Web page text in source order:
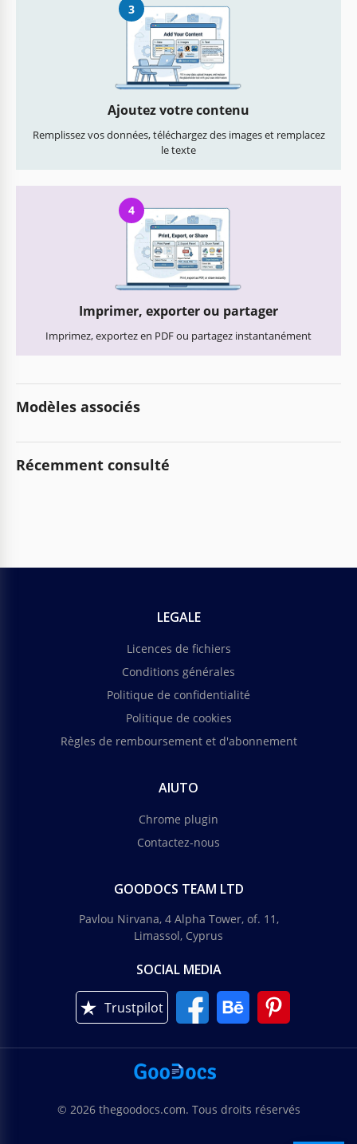
3
Ajoutez votre contenu
Remplissez vos données, téléchargez des images et remplacez
le texte
4
Imprimer, exporter ou partager
Imprimez, exportez en PDF ou partagez instantanément
Modèles associés
Récemment consulté
LEGALE
Licences de fichiers
Conditions générales
Politique de confidentialité
Politique de cookies
Règles de remboursement et d'abonnement
AIUTO
Chrome plugin
Contactez-nous
GOODOCS TEAM LTD
Pavlou Nirvana, 4 Alpha Tower, of. 11,
Limassol, Cyprus
SOCIAL MEDIA
Trustpilot
© 2026 thegoodocs.com. Tous droits réservés